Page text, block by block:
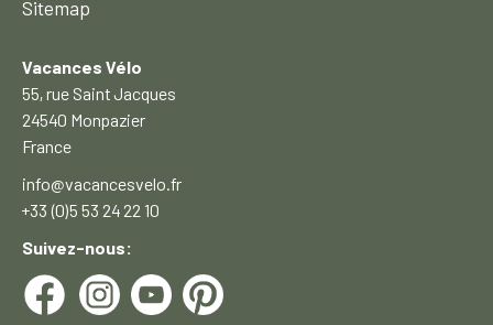
Sitemap
Vacances Vélo
55, rue Saint Jacques
24540 Monpazier
France
info@vacancesvelo.fr
+33 (0)5 53 24 22 10
Suivez-nous: